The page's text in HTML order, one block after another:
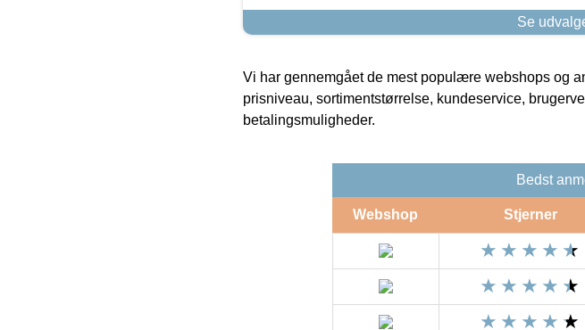
Se
Vi har gennemgået de mest populære webshops og
prisniveau, sortimentstørrelse, kundeservice,
betalingsmuligheder.
Bedst
Webshop Stjerner